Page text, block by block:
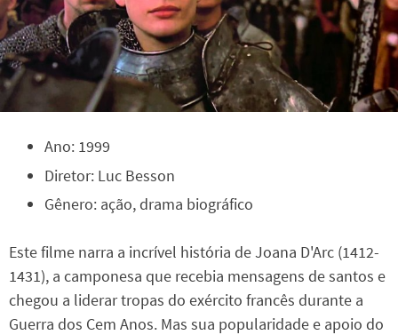
Ano: 1999
Diretor: Luc Besson
Gênero: ação, drama biográfico
Este filme narra a incrível história de Joana D'Arc (1412-
1431), a camponesa que recebia mensagens de santos e
chegou a liderar tropas do exército francês durante a
Guerra dos Cem Anos. Mas sua popularidade e apoio do